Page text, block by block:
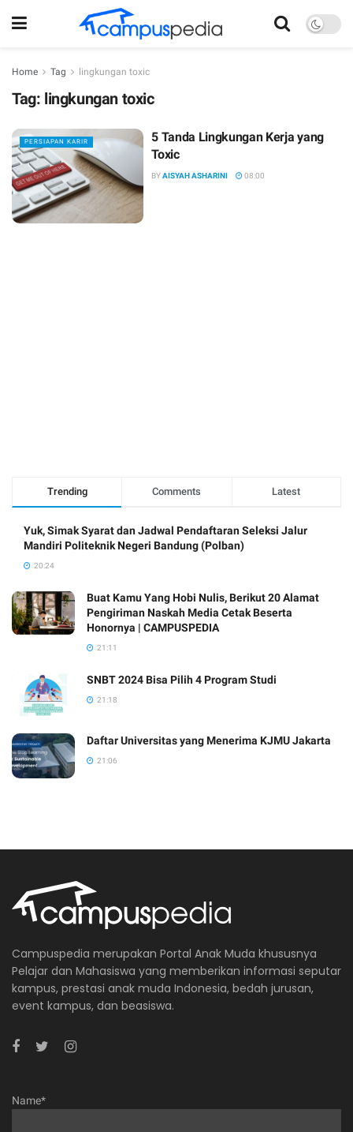
Home Tag lingkungan toxic
Tag: lingkungan toxic
PERSIAPAN KARIR
5 Tanda Lingkungan Kerja yang
Toxic
BYAISYAH ASHARINI 08:00
Trending Comments Latest
Yuk, Simak Syarat dan Jadwal Pendaftaran Seleksi Jalur
Mandiri Politeknik Negeri Bandung (Polban)
20:24
Buat Kamu Yang Hobi Nulis, Berikut 20 Alamat
Pengiriman Naskah Media Cetak Beserta
Honornya | CAMPUSPEDIA
21:11
SNBT 2024 Bisa Pilih 4 Program Studi
21:18
Daftar Universitas yang Menerima KJMU Jakarta
21:06
Campuspedia merupakan Portal Anak Muda khususnya
Pelajar dan Mahasiswa yang memberikan informasi seputar
kampus, prestasi anak muda Indonesia, bedah jurusan,
event kampus, dan beasiswa.
Name*